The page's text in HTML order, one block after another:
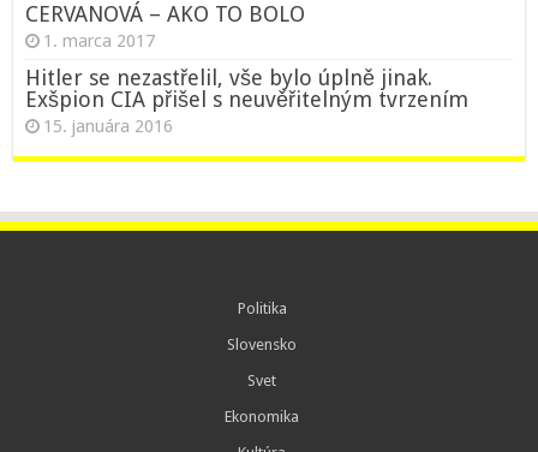
CERVANOVÁ – AKO TO BOLO
1. marca 2017
Hitler se nezastřelil, vše bylo úplně jinak.
Exšpion CIA přišel s neuvěřitelným tvrzením
15. januára 2016
Politika
Slovensko
Svet
Ekonomika